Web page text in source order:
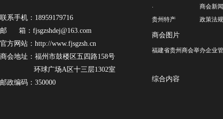
联系手机：18959179716
邮 箱：fjsgzshdej@163.com
官方网站：http://www.fjsgzsh.cn
商会地址：福州市鼓楼区五四路158号
环球广场A区十三层1302室
邮政编码：350000
·
贵州特产
商会新闻
政策法规
商会图片
福建省贵州商会举办企业
综合内容